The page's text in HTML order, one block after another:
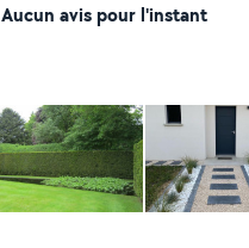
Aucun avis pour l'instant